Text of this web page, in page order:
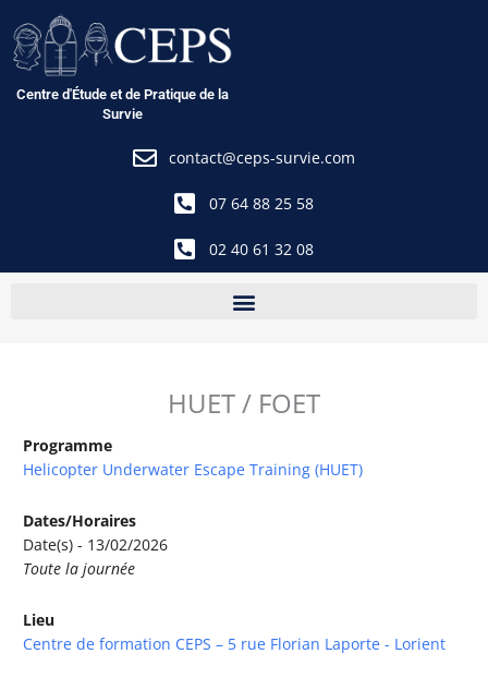
au
contenu
Centre d'Étude et de Pratique de la
Survie
contact@ceps-survie.com
07 64 88 25 58
02 40 61 32 08
HUET / FOET
Programme
Helicopter Underwater Escape Training (HUET)
Dates/Horaires
Date(s) - 13/02/2026
Toute la journée
Lieu
Centre de formation CEPS – 5 rue Florian Laporte - Lorient